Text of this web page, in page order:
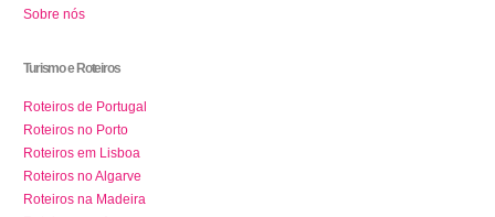
Sobre nós
Turismo e Roteiros
Roteiros de Portugal
Roteiros no Porto
Roteiros em Lisboa
Roteiros no Algarve
Roteiros na Madeira